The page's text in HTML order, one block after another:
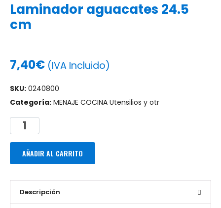
Laminador aguacates 24.5
cm
7,40€ (IVA Incluido)
SKU: 0240800
Categoría: MENAJE COCINA Utensilios y otr
AÑADIR AL CARRITO
Descripción